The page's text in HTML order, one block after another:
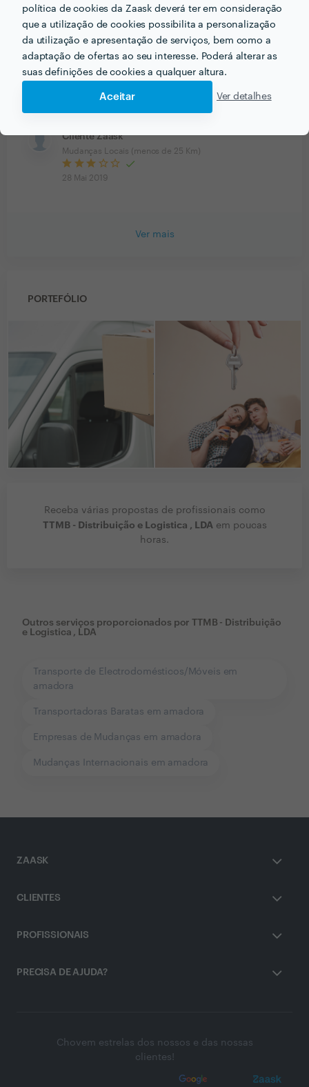
política de cookies da Zaask deverá ter em consideração
que a utilização de cookies possibilita a personalização
da utilização e apresentação de serviços, bem como a
adaptação de ofertas ao seu interesse. Poderá alterar as
suas definições de cookies a qualquer altura.
Aceitar Ver detalhes
14 Set 2019
Bruno Pereira
Transporte de Pequenas Mercadorias
27 Ago 2019
Cliente Zaask
Mudanças Locais (menos de 25 Km)
28 Mai 2019
Ver mais
PORTEFÓLIO
Receba várias propostas de profissionais como
TTMB - Distribuição e Logistica , LDAem poucas
horas.
Outros serviços proporcionados por
TTMB - Distribuição
e Logistica , LDA
Transporte de Electrodomésticos/Móveis em
amadora
Transportadoras Baratas em amadora
Empresas de Mudanças em amadora
Mudanças Internacionais em amadora
ZAASK
CLIENTES
PROFISSIONAIS
PRECISA DE AJUDA?
Chovem estrelas dos nossos e das nossas
clientes!